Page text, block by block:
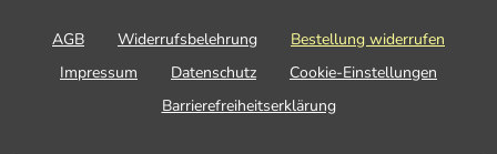
AGB Widerrufsbelehrung
Bestellung widerrufen
Impressum
Datenschutz
Cookie-Einstellungen
Barrierefreiheitserklärung